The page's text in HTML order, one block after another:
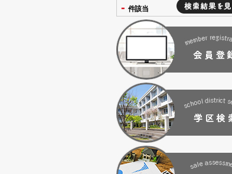
- 件該当